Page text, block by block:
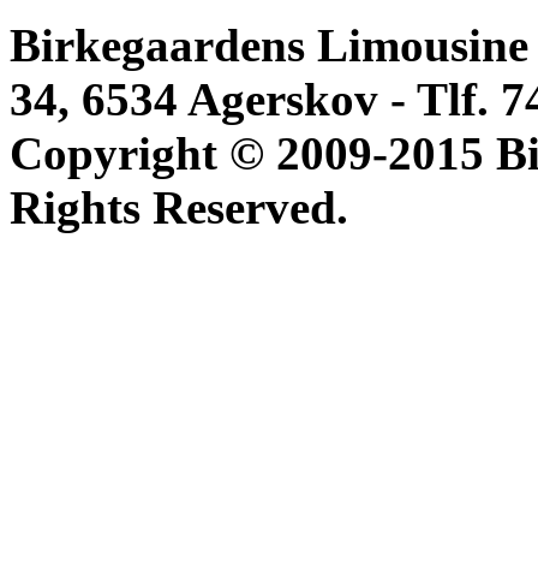
Birkegaardens
34, 6534 Agerskov - Tlf.
Copyright © 2009-2015
Rights Reserved.